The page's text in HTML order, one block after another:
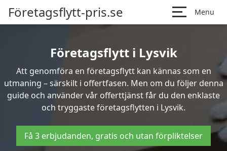
Företagsflytt-pris.se Menu
Företagsflytt i Lysvik
Att genomföra en företagsflytt kan kännas som en
utmaning – särskilt i offertfasen. Men om du följer denna
guide och använder vår offerttjänst får du den enklaste
och tryggaste företagsflytten i Lysvik.
Få 3 erbjudanden, gratis och utan förpliktelser